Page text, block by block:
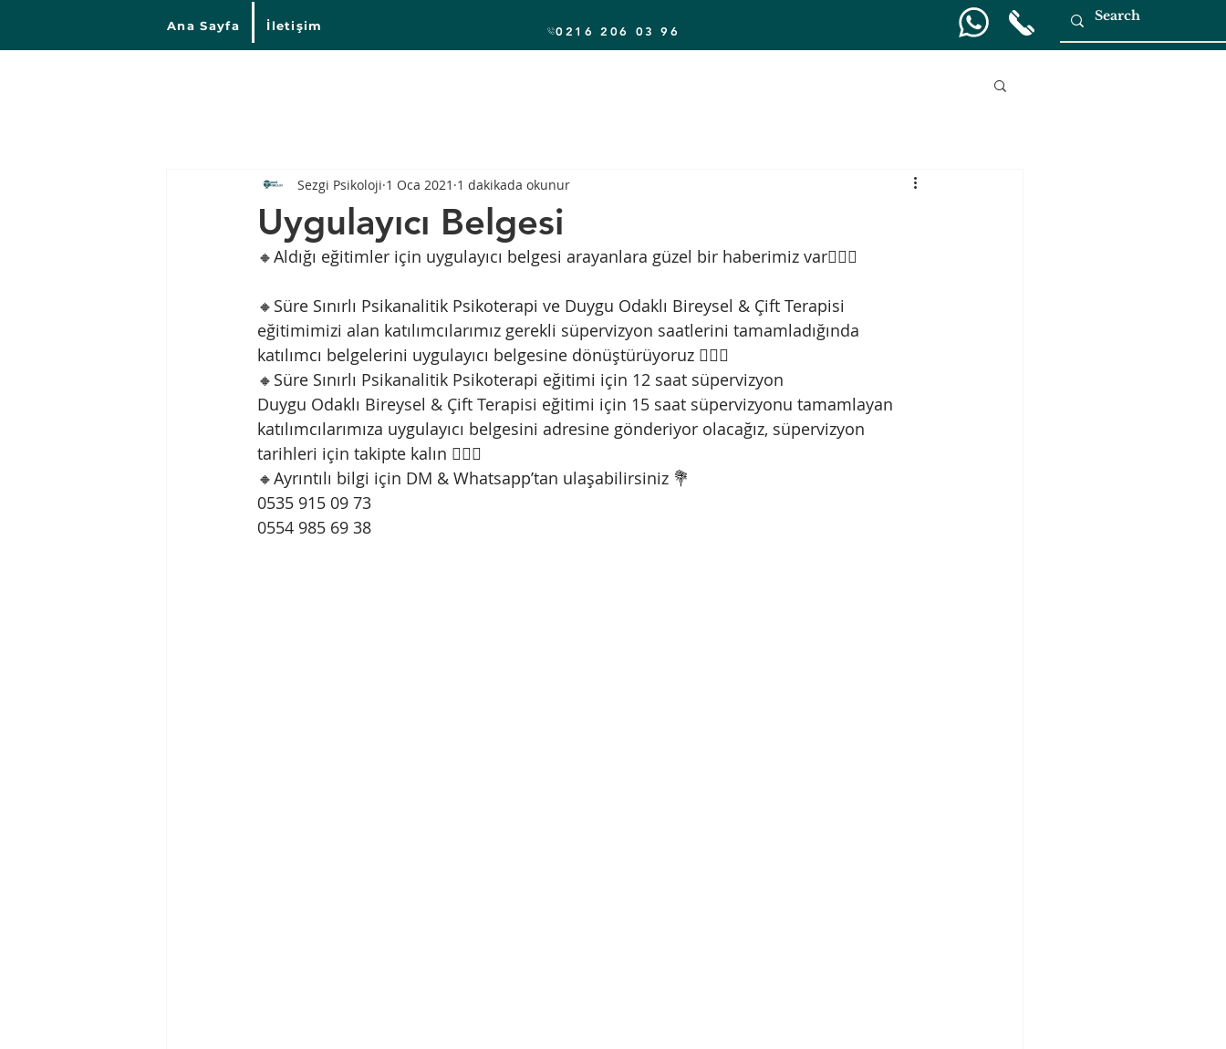
Ana Sayfa İletişim 0216 206 03 96
Uygulayıcı Belgesi
Sezgi Psikoloji 1 Oca 2021 1 dakikada okunur
🔸Aldığı eğitimler için uygulayıcı belgesi arayanlara güzel bir haberimiz var🙋🏼‍♀️
🔸Süre Sınırlı Psikanalitik Psikoterapi ve Duygu Odaklı Bireysel & Çift Terapisi
eğitimimizi alan katılımcılarımız gerekli süpervizyon saatlerini tamamladığında
katılımcı belgelerini uygulayıcı belgesine dönüştürüyoruz 💁🏼‍♀️
🔸Süre Sınırlı Psikanalitik Psikoterapi eğitimi için 12 saat süpervizyon
Duygu Odaklı Bireysel & Çift Terapisi eğitimi için 15 saat süpervizyonu tamamlayan
katılımcılarımıza uygulayıcı belgesini adresine gönderiyor olacağız, süpervizyon
tarihleri için takipte kalın 🙋🏼‍♀️
🔸Ayrıntılı bilgi için DM & Whatsapp’tan ulaşabilirsiniz 💐
0535 915 09 73
0554 985 69 38